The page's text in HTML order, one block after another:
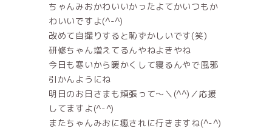
ちゃんみおかわいいかったよてかいつもか
わいいですよ(^-^)
改めて自撮りすると恥ずかしいです(笑)
研修ちゃん増えてるんやねよきやね
今日も寒いから暖かくして寝るんやで風邪
引かんようにね
明日のお日さまも頑張って～＼(^^)／応援
してますよ(^-^)
またちゃんみおに癒されに行きますね(^-^)